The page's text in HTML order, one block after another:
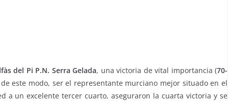
del Pi P.N. Serra Gelada, una victoria de vital importancia (70-
este modo, ser el representante murciano mejor situado en el
a un excelente tercer cuarto, aseguraron la cuarta victoria y se